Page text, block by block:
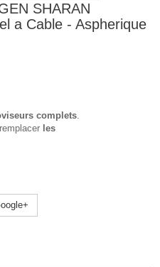
SHARAN
a Cable - Aspherique
complets.
les